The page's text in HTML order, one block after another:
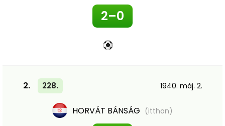
2–0
2. 228. 1940. máj. 2.
HORVÁT BÁNSÁG (itthon)